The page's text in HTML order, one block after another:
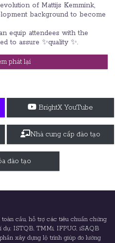
of Mattijs Kemmink,
background to become
equip attendees with the
to assure ✨quality ✨.
phát lại
BrightX YouTube
Nhà cung cấp đào tạo
đào tạo
cầu, hỗ trợ các tiêu chuẩn chứng
dụ: ISTQB, TMMi, IFPUG, iSAQB
xây dựng lộ trình giúp đo lường